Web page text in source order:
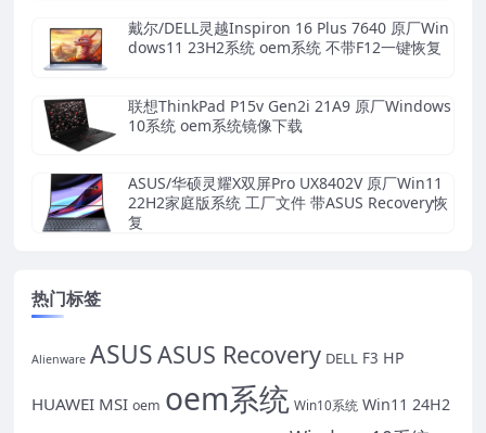
戴尔/DELL灵越Inspiron 16 Plus 7640 原厂Win
dows11 23H2系统 oem系统 不带F12一键恢复
联想ThinkPad P15v Gen2i 21A9 原厂Windows
10系统 oem系统镜像下载
ASUS/华硕灵耀X双屏Pro UX8402V 原厂Win11
22H2家庭版系统 工厂文件 带ASUS Recovery恢
复
热门标签
Alienware ASUSASUS Recovery DELL F3 HP
HUAWEI MSI oem oem系统 Win10系统 Win11 24H2